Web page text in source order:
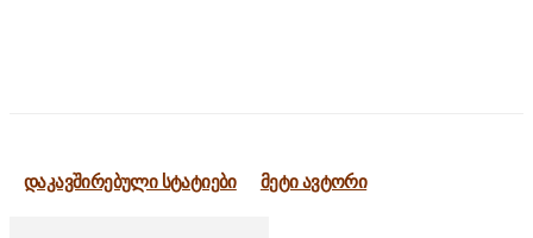
დაკავშირებული სტატიები მეტი ავტორი